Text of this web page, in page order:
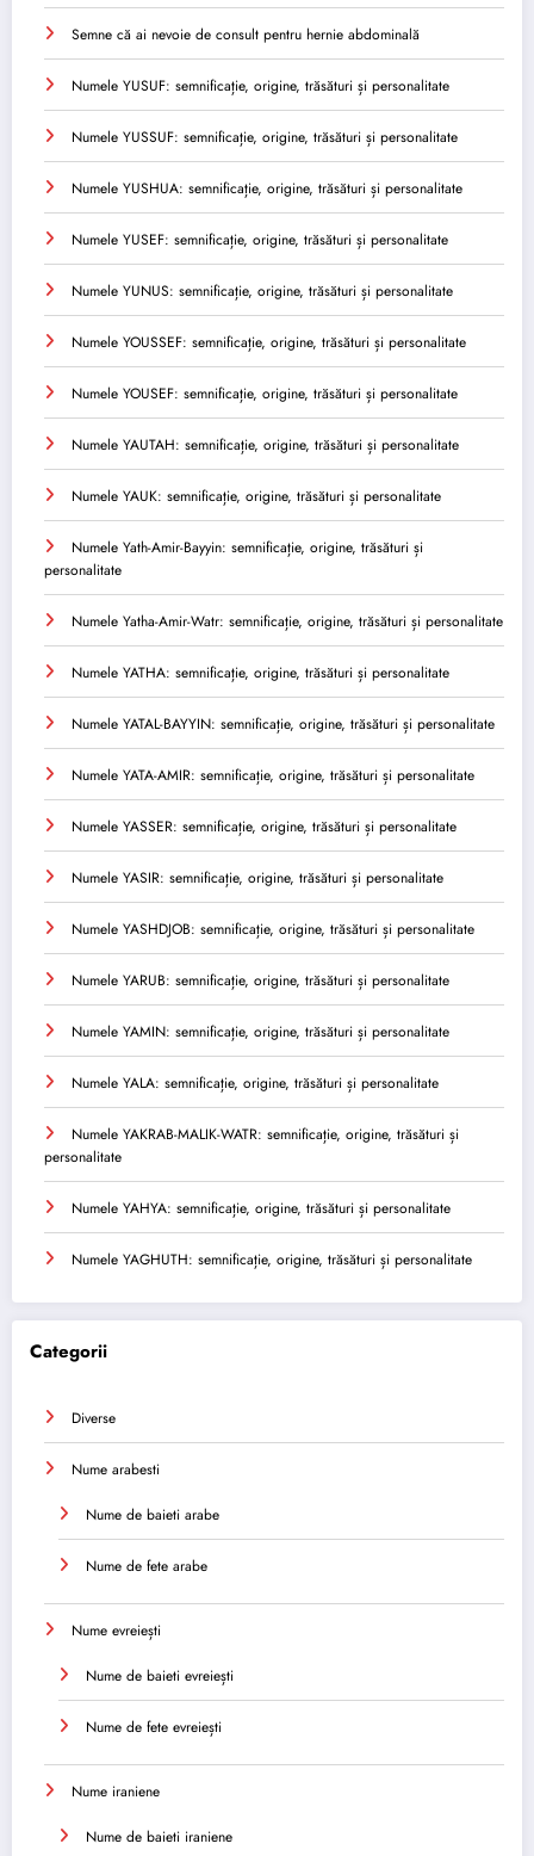
Semne că ai nevoie de consult pentru hernie abdominală
Numele YUSUF: semnificație, origine, trăsături și personalitate
Numele YUSSUF: semnificație, origine, trăsături și personalitate
Numele YUSHUA: semnificație, origine, trăsături și personalitate
Numele YUSEF: semnificație, origine, trăsături și personalitate
Numele YUNUS: semnificație, origine, trăsături și personalitate
Numele YOUSSEF: semnificație, origine, trăsături și personalitate
Numele YOUSEF: semnificație, origine, trăsături și personalitate
Numele YAUTAH: semnificație, origine, trăsături și personalitate
Numele YAUK: semnificație, origine, trăsături și personalitate
Numele Yath-Amir-Bayyin: semnificație, origine, trăsături și
personalitate
Numele Yatha-Amir-Watr: semnificație, origine, trăsături și personalitate
Numele YATHA: semnificație, origine, trăsături și personalitate
Numele YATAL-BAYYIN: semnificație, origine, trăsături și personalitate
Numele YATA-AMIR: semnificație, origine, trăsături și personalitate
Numele YASSER: semnificație, origine, trăsături și personalitate
Numele YASIR: semnificație, origine, trăsături și personalitate
Numele YASHDJOB: semnificație, origine, trăsături și personalitate
Numele YARUB: semnificație, origine, trăsături și personalitate
Numele YAMIN: semnificație, origine, trăsături și personalitate
Numele YALA: semnificație, origine, trăsături și personalitate
Numele YAKRAB-MALIK-WATR: semnificație, origine, trăsături și
personalitate
Numele YAHYA: semnificație, origine, trăsături și personalitate
Numele YAGHUTH: semnificație, origine, trăsături și personalitate
Categorii
Diverse
Nume arabesti
Nume de baieti arabe
Nume de fete arabe
Nume evreiești
Nume de baieti evreiești
Nume de fete evreiești
Nume iraniene
Nume de baieti iraniene